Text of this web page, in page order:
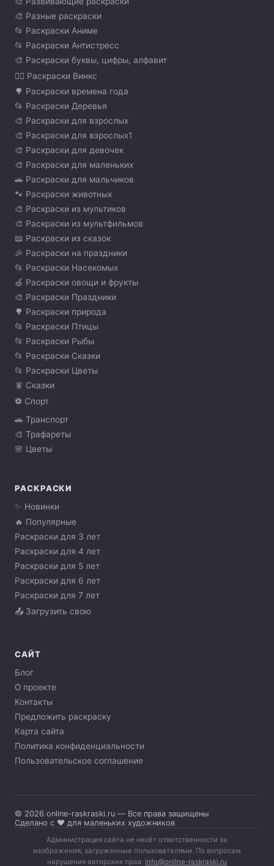
🎨 Разные раскраски
📂 Раскраски Аниме
📂 Раскраски Антистресс
🎨 Раскраски буквы, цифры, алфавит
🧚‍♀️ Раскраски Винкс
🌳 Раскраски времена года
📂 Раскраски Деревья
🎨 Раскраски для взрослых
🎨 Раскраски для взрослых1
🎨 Раскраски для девочек
🎨 Раскраски для маленьких
🚗 Раскраски для мальчиков
🐾 Раскраски животных
🎨 Раскраски из мультиков
🎨 Раскраски из мультфильмов
📖 Раскраски из сказок
🎉 Раскраски на праздники
📂 Раскраски Насекомых
🍏 Раскраски овощи и фрукты
🎨 Раскраски Праздники
🌳 Раскраски природа
📂 Раскраски Птицы
📂 Раскраски Рыбы
📂 Раскраски Сказки
📂 Раскраски Цветы
🧚 Сказки
⚽ Спорт
🚗 Транспорт
🎨 Трафареты
🌸 Цветы
РАСКРАСКИ
✨ Новинки
🔥 Популярные
Раскраски для 3 лет
Раскраски для 4 лет
Раскраски для 5 лет
Раскраски для 6 лет
Раскраски для 7 лет
📤 Загрузить свою
САЙТ
Блог
О проекте
Контакты
Предложить раскраску
Карта сайта
Политика конфиденциальности
Пользовательское соглашение
© 2026 online-raskraski.ru — Все права защищены
Сделано с ❤️ для маленьких художников
Администрация сайта не несёт ответственности за
изображения, загруженные пользователями. По вопросам
нарушения авторских прав: info@online-raskraski.ru